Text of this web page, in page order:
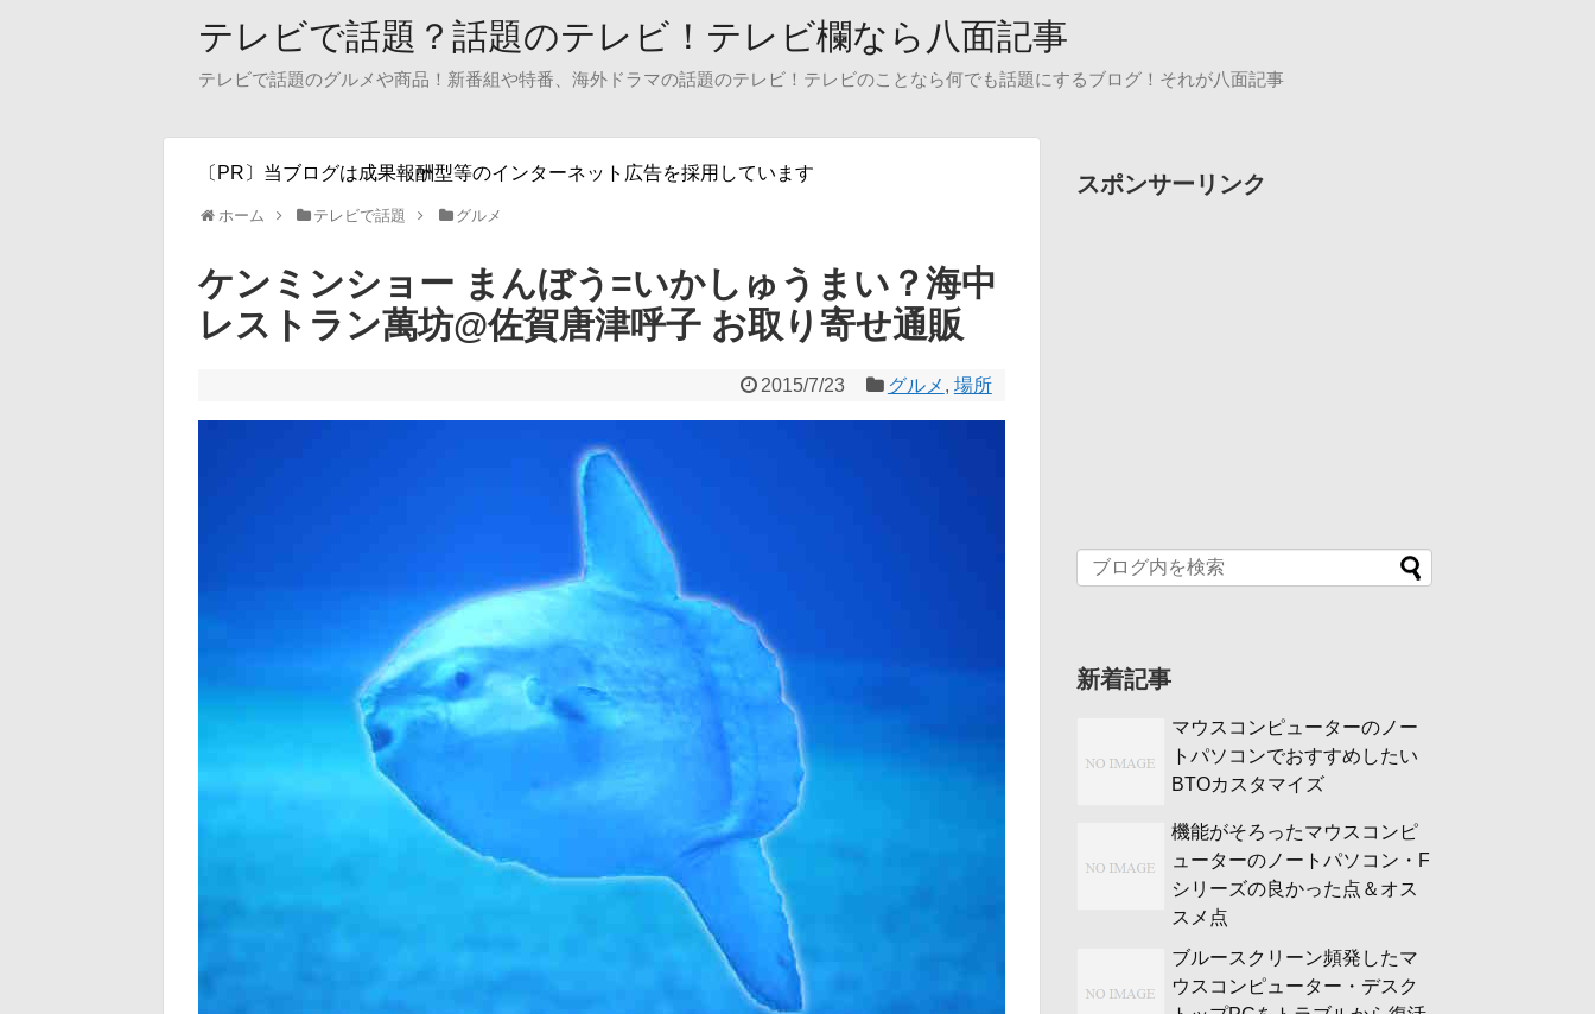
テレビで話題？話題のテレビ！テレビ欄なら八面記事
テレビで話題のグルメや商品！新番組や特番、海外ドラマの話題のテレビ！テレビのことなら何でも話題にするブログ！それが八面記事
〔PR〕当ブログは成果報酬型等のインターネット広告を採用しています
ホーム テレビで話題 グルメ
ケンミンショー まんぼう=いかしゅうまい？海中
レストラン萬坊@佐賀唐津呼子 お取り寄せ通販
2015/7/23 グルメ , 場所
スポンサーリンク
新着記事
マウスコンピューターのノー
トパソコンでおすすめしたい
BTOカスタマイズ
機能がそろったマウスコンピ
ューターのノートパソコン・F
シリーズの良かった点＆オス
スメ点
ブルースクリーン頻発したマ
ウスコンピューター・デスク